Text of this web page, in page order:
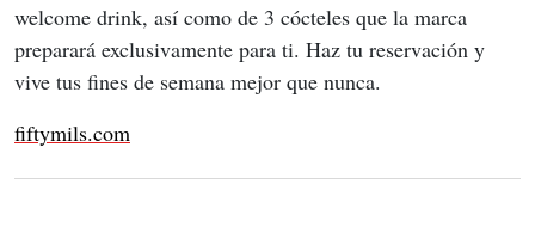
welcome drink, así como de 3 cócteles que la marca
preparará exclusivamente para ti. Haz tu reservación y
vive tus fines de semana mejor que nunca.
fiftymils.com